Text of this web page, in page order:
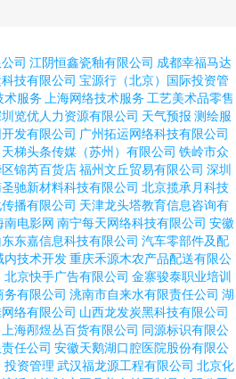
司 江阴恒鑫瓷釉有限公司 成都幸福马达
技有限公司 宝源行（北京）国际投资管
术服务 上海网络技术服务 工艺美术品零售
览优人力资源有限公司 天气预报 测绘服
发有限公司 广州拓运网络科技有限公司
天梯头条传媒（苏州）有限公司 铁岭市众
锦芮百货店福州文丘贸易有限公司 深圳
驰新材料科技有限公司 北京揽承月科技
播有限公司 天津龙头塔教育信息咨询有
南电影网 南宁每天网络科技有限公司 安徽
东东嘉信息科技有限公司 汽车零部件及配
内技术开发重庆禾源木农产品配送有限公
北京快手广告有限公司 金寨骏泰职业培训
有限公司 洮南市自来水有限责任公司 湖
络有限公司 山西龙发炭黑科技有限公司
上海邴煜丛百货有限公司 同源标识有限公
任公司 安徽天鹅湖口腔医院股份有限公
投资管理 武汉福龙源工程有限公司 北京化